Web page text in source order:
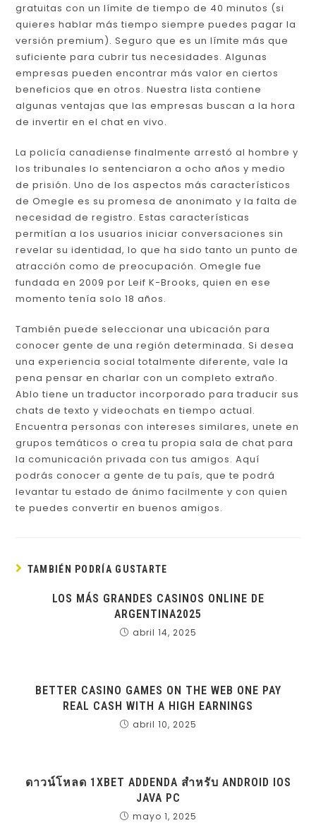
gratuitas con un límite de tiempo de 40 minutos (si
quieres hablar más tiempo siempre puedes pagar la
versión premium). Seguro que es un límite más que
suficiente para cubrir tus necesidades. Algunas
empresas pueden encontrar más valor en ciertos
beneficios que en otros. Nuestra lista contiene
algunas ventajas que las empresas buscan a la hora
de invertir en el chat en vivo.
La policía canadiense finalmente arrestó al hombre y
los tribunales lo sentenciaron a ocho años y medio
de prisión. Uno de los aspectos más característicos
de Omegle es su promesa de anonimato y la falta de
necesidad de registro. Estas características
permitían a los usuarios iniciar conversaciones sin
revelar su identidad, lo que ha sido tanto un punto de
atracción como de preocupación. Omegle fue
fundada en 2009 por Leif K-Brooks, quien en ese
momento tenía solo 18 años.
También puede seleccionar una ubicación para
conocer gente de una región determinada. Si desea
una experiencia social totalmente diferente, vale la
pena pensar en charlar con un completo extraño.
Ablo tiene un traductor incorporado para traducir sus
chats de texto y videochats en tiempo actual.
Encuentra personas con intereses similares, unete en
grupos temáticos o crea tu propia sala de chat para
la comunicación privada con tus amigos. Aquí
podrás conocer a gente de tu país, que te podrá
levantar tu estado de ánimo facilmente y con quien
te puedes convertir en buenos amigos.
TAMBIÉN PODRÍA GUSTARTE
LOS MÁS GRANDES CASINOS ONLINE DE
ARGENTINA2025
abril 14, 2025
BETTER CASINO GAMES ON THE WEB ONE PAY
REAL CASH WITH A HIGH EARNINGS
abril 10, 2025
ดาวน์โหลด 1XBET ADDENDA สำหรับ ANDROID IOS
JAVA PC
mayo 1, 2025